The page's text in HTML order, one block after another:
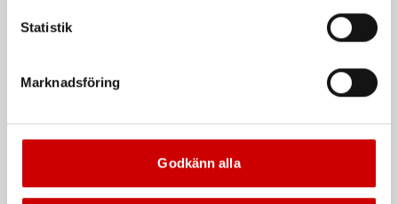
Statistik
Marknadsföring
Godkänn alla
Svarta nitrilhandskar
Nitrilhandskar för engångsbruk
De som köpte, köpte även